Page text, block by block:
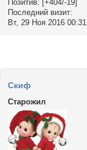
Позитив: [+404/-19]
Последний визит:
Вт, 29 Ноя 2016 00:31
Cкиф
Старожил